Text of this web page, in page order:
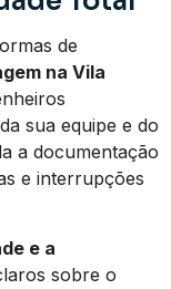
de
na Vila
sua equipe e do
a documentação
e interrupções
e a
sobre o